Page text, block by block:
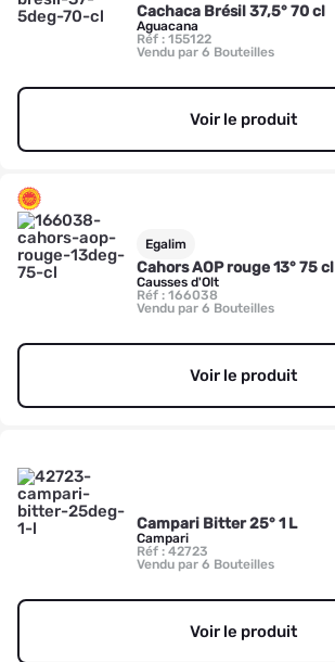
Cachaca Brésil 37,5° 70 cl
Aguacana
Réf : 155122
Vendu par 6 Bouteilles
Voir le produit
Egalim
Cahors AOP rouge 13° 75 cl
Causses d'Olt
Réf : 166038
Vendu par 6 Bouteilles
Voir le produit
Campari Bitter 25° 1 L
Campari
Réf : 42723
Vendu par 6 Bouteilles
Voir le produit